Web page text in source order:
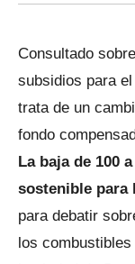
Consultado
subsidios para
trata de un
fondo
La baja de 100
sostenible para
para debatir
los